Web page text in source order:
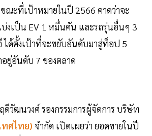
ะที่เป้าหมายในปี 2566 คาดว่าจะ
งเป็น EV 1 หมื่นคัน และรถรุ่นอื่นๆ 3
ด้ตั้งเป้าที่จะขยับอันดับมาสู่ท็อป 5
ยู่อันดับ 7 ของตลาด
วัฒนวงศ์ รองกรรมการผู้จัดการ บริษัท
ทศไทย) จำกัด เปิดเผยว่า ยอดขายในปี